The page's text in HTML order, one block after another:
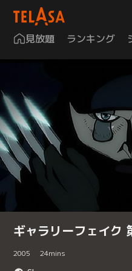
見放題 ランキング
ギャラリーフェイク
2005 24mins